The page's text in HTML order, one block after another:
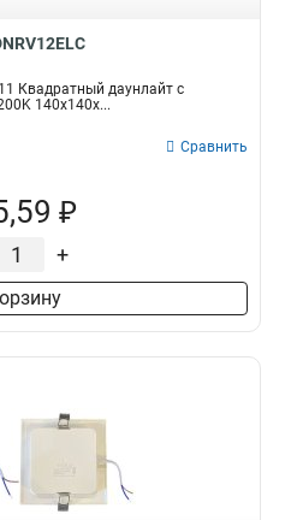
Квадратный даунлайт с
140x140x...
Сравнить
₽
+